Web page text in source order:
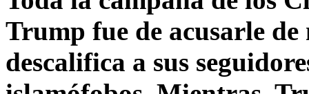
Trump fue de acusarle
descalifica a sus